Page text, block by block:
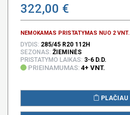
322,00 €
NEMOKAMAS PRISTATYMAS NUO 2 VNT.
DYDIS: 285/45 R20 112H
SEZONAS: ŽIEMINĖS
PRISTATYMO LAIKAS: 3-6 D.D.
PRIEINAMUMAS: 4+ VNT.
PLAČIAU